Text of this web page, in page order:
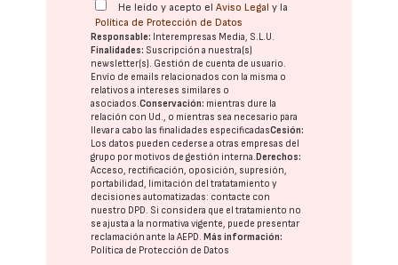
He leído y acepto elAviso Legal y la
Política de Protección de Datos
Responsable: Interempresas Media, S.L.U.
Finalidades: Suscripción a nuestra(s)
newsletter(s). Gestión de cuenta de usuario.
Envío de emails relacionados con la misma o
relativos a intereses similares o
asociados.Conservación: mientras dure la
relación con Ud., o mientras sea necesario para
llevar a cabo las finalidades especificadasCesión:
Los datos pueden cederse a otras empresas del
grupo por motivos de gestión interna. Derechos:
Acceso, rectificación, oposición, supresión,
portabilidad, limitación del tratatamiento y
decisiones automatizadas: contacte con
nuestro DPD. Si considera que el tratamiento no
se ajusta a la normativa vigente, puede presentar
reclamación ante laAEPD. Más información:
Política de Protección de Datos